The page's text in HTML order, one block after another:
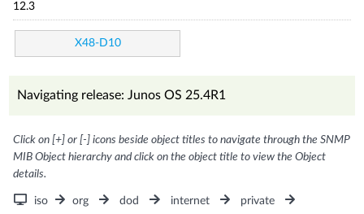
12.3
X48-D10
Navigating release: Junos OS 25.4R1
Click on [+] or [-] icons beside object titles to navigate through the SNMP
MIB Object hierarchy and click on the object title to view the Object
details.
iso org dod internet
private